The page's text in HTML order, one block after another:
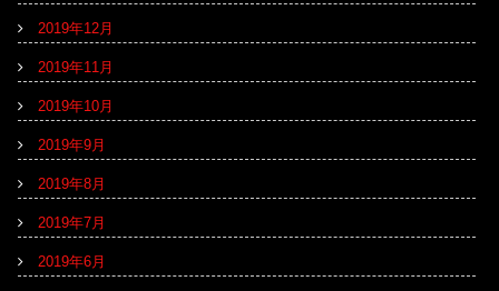
2019年12月
2019年11月
2019年10月
2019年9月
2019年8月
2019年7月
2019年6月